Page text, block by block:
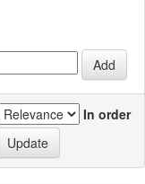
In order